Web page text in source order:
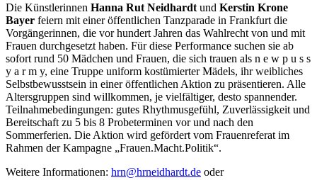
Die Künstlerinnen Hanna Rut Neidhardt und Kerstin Krone
Bayer feiern mit einer öffentlichen Tanzparade in Frankfurt die
Vorgängerinnen, die vor hundert Jahren das Wahlrecht von und mit
Frauen durchgesetzt haben. Für diese Performance suchen sie ab
sofort rund 50 Mädchen und Frauen, die sich trauen als n e w p u s s
y a r m y, eine Truppe uniform kostümierter Mädels, ihr weibliches
Selbstbewusstsein in einer öffentlichen Aktion zu präsentieren. Alle
Altersgruppen sind willkommen, je vielfältiger, desto spannender.
Teilnahmebedingungen: gutes Rhythmusgefühl, Zuverlässigkeit und
Bereitschaft zu 5 bis 8 Probeterminen vor und nach den
Sommerferien. Die Aktion wird gefördert vom Frauenreferat im
Rahmen der Kampagne „Frauen.Macht.Politik“.
Weitere Informationen:
ed.td
rahdi
enrh@
nrh
oder